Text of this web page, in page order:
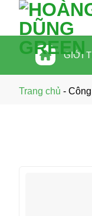
nội
dung
GIỚI
Trang chủ -